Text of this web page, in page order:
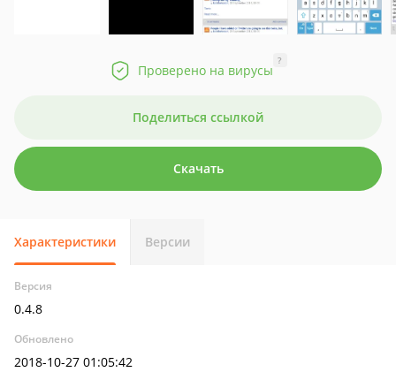
Проверено на вирусы
?
Поделиться ссылкой
Скачать
Характеристики Версии
Версия
0.4.8
Обновлено
2018-10-27 01:05:42